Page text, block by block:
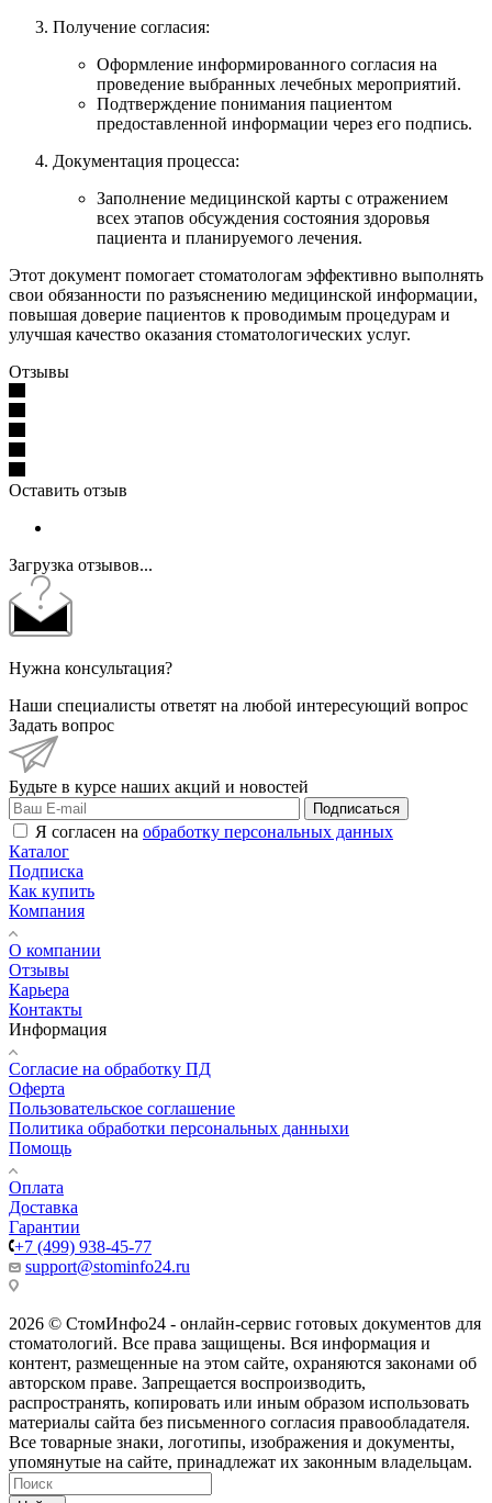
Получение согласия:
Оформление информированного согласия на
проведение выбранных лечебных мероприятий.
Подтверждение понимания пациентом
предоставленной информации через его подпись.
Документация процесса:
Заполнение медицинской карты с отражением
всех этапов обсуждения состояния здоровья
пациента и планируемого лечения.
Этот документ помогает стоматологам эффективно выполнять
свои обязанности по разъяснению медицинской информации,
повышая доверие пациентов к проводимым процедурам и
улучшая качество оказания стоматологических услуг.
Отзывы
Оставить отзыв
Загрузка отзывов...
Нужна консультация?
Наши специалисты ответят на любой интересующий вопрос
Задать вопрос
Будьте в курсе наших акций и новостей
Подписаться
Я согласен на обработку персональных данных
Каталог
Подписка
Как купить
Компания
О компании
Отзывы
Карьера
Контакты
Информация
Согласие на обработку ПД
Оферта
Пользовательское соглашение
Политика обработки персональных данныхи
Помощь
Оплата
Доставка
Гарантии
+7 (499) 938-45-77
support@stominfo24.ru
2026 © СтомИнфо24 - онлайн-сервис готовых документов для
стоматологий. Все права защищены. Вся информация и
контент, размещенные на этом сайте, охраняются законами об
авторском праве. Запрещается воспроизводить,
распространять, копировать или иным образом использовать
материалы сайта без письменного согласия правообладателя.
Все товарные знаки, логотипы, изображения и документы,
упомянутые на сайте, принадлежат их законным владельцам.